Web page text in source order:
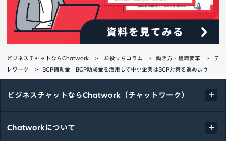
ビジネスチャットならChatwork お役立ちコラム 働き方・組織変革
テ
レワーク
BCP補助金・BCP助成金を活用して中小企業はBCP対策を進めよう
ビジネスチャットならChatwork（チャットワーク）
Chatworkについて